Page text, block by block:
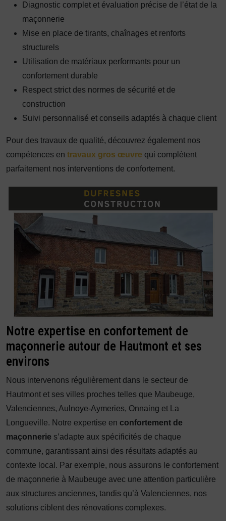
Diagnostic complet et évaluation précise de l’état de la
maçonnerie
Mise en place de tirants, chaînages et renforts
structurels
Utilisation de matériaux performants pour un
confortement durable
Respect strict des normes de sécurité et de
construction
Suivi personnalisé et conseils adaptés à chaque client
Pour des travaux de qualité, découvrez également nos
compétences en travaux gros œuvre qui complètent
parfaitement nos interventions de confortement.
Notre expertise en confortement de
maçonnerie autour de Hautmont et ses
environs
Nous intervenons régulièrement dans le secteur de
Hautmont et ses villes proches telles que Maubeuge,
Valenciennes, Aulnoye-Aymeries, Onnaing et La
Longueville. Notre expertise en confortement de
maçonnerie s’adapte aux spécificités de chaque
commune, garantissant ainsi des résultats adaptés au
contexte local. Par exemple, nous assurons le confortement
de maçonnerie à Maubeuge avec une attention particulière
aux structures anciennes, tandis qu’à Valenciennes, nos
solutions ciblent des rénovations complexes.